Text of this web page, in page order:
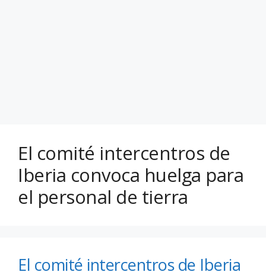
El comité intercentros de
Iberia convoca huelga para
el personal de tierra
El comité intercentros de Iberia